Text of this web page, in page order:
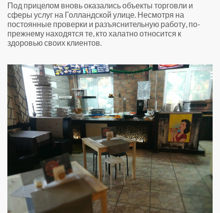
Под прицелом вновь оказались объекты торговли и
сферы услуг на Голландской улице. Несмотря на
постоянные проверки и разъяснительную работу, по-
прежнему находятся те, кто халатно относится к
здоровью своих клиентов.